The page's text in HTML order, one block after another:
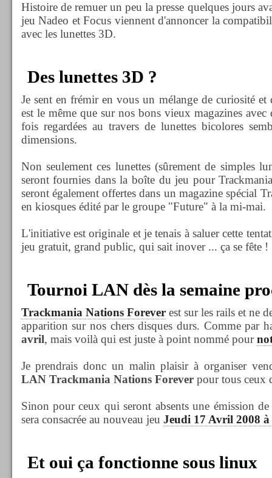
Histoire de remuer un peu la presse quelques jours
jeu Nadeo et Focus viennent d'annoncer la
avec les lunettes 3D.
Des lunettes 3D ?
Je sent en frémir en vous un mélange de curiosité
est le même que sur nos bons vieux magazines avec
fois regardées au travers de lunettes bicolores
dimensions.
Non seulement ces lunettes (sûrement de simples
seront fournies dans la boîte du jeu pour
seront également offertes dans un magazine spécial
en kiosques édité par le groupe "Future" à la mi-mai.
L'initiative est originale et je tenais à saluer cette
jeu gratuit, grand public, qui sait inover ... ça se fête !
Tournoi LAN dès la semaine
Trackmania Nations Foreverest sur les rails et ne
apparition sur nos chers disques durs. Comme par
avril, mais voilà qui est juste à point nommé pour
Je prendrais donc un malin plaisir à organiser
LAN Trackmania Nations Foreverpour tous ceux
Sinon pour ceux qui seront absents une émission
sera consacrée au nouveau jeu Jeudi 17 Avril 2008
Et oui ça fonctionne sous linux